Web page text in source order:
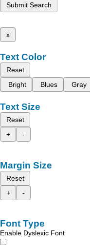
Submit Search
x
Text Color
Reset
Bright
Blues Gray
Text Size
Reset
+
-
Margin Size
Reset
+
-
Font Type
Enable Dyslexic Font